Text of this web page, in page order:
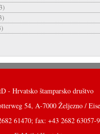
- Hrvatsko štamparsko društvo
54, A-7000 Željezno /
61470; fax: +43 2682 63057-